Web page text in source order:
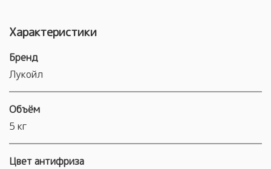
Характеристики
Бренд
Лукойл
Объём
5 кг
Цвет антифриза